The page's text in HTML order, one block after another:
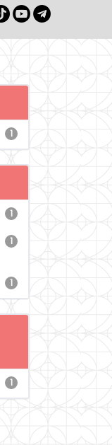
1
1
1
1
1